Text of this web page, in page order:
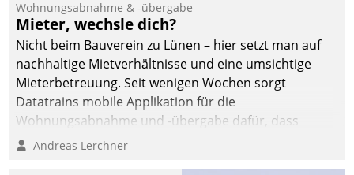
ein.
Wohnungsabnahme & -übergabe
Mieter, wechsle dich?
Nicht beim Bauverein zu Lünen – hier setzt man auf
nachhaltige Mietverhältnisse und eine umsichtige
Mieterbetreuung. Seit wenigen Wochen sorgt
Datatrains mobile Applikation für die
Wohnungsabnahme und -übergabe dafür, dass
Mieter wohlgeordnet kommen und, so es sein muss,
Andreas Lerchner